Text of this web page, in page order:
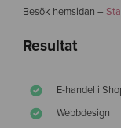
Besök hemsidan –
Resultat
E-handel i
Webbdesign